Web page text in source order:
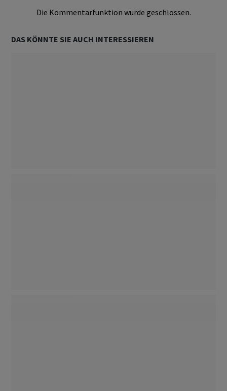
Die Kommentarfunktion wurde geschlossen.
DAS KÖNNTE SIE AUCH INTERESSIEREN